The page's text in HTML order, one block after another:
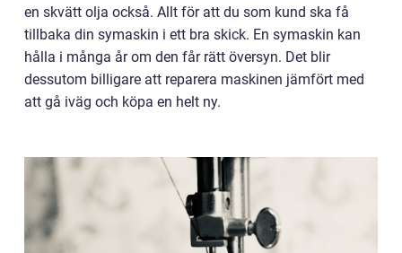
en skvätt olja också. Allt för att du som kund ska få
tillbaka din symaskin i ett bra skick. En symaskin kan
hålla i många år om den får rätt översyn. Det blir
dessutom billigare att reparera maskinen jämfört med
att gå iväg och köpa en helt ny.